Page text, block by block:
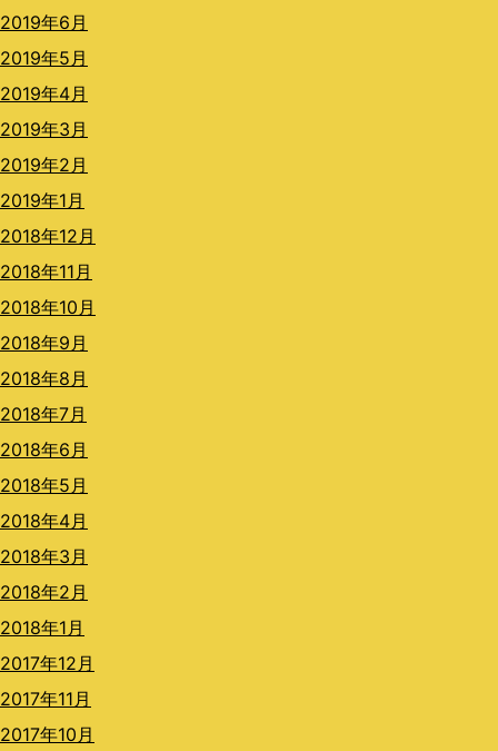
2019年6月
2019年5月
2019年4月
2019年3月
2019年2月
2019年1月
2018年12月
2018年11月
2018年10月
2018年9月
2018年8月
2018年7月
2018年6月
2018年5月
2018年4月
2018年3月
2018年2月
2018年1月
2017年12月
2017年11月
2017年10月